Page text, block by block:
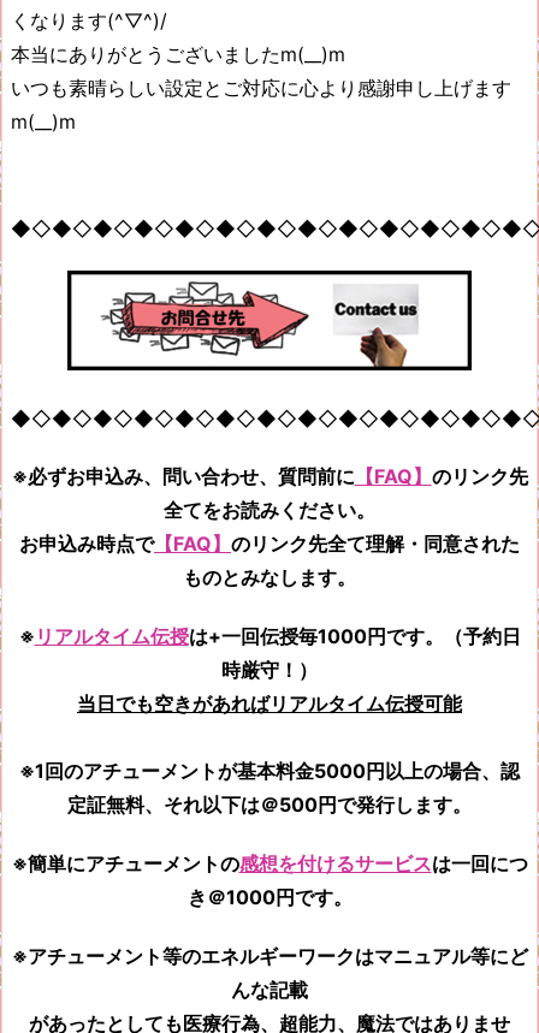
くなります(^▽^)/
本当にありがとうございましたm(__)m
いつも素晴らしい設定とご対応に心より感謝申し上げます
m(__)m
※必ずお申込み、問い合わせ、質問前に 【FAQ】 のリンク先
全てをお読みください。
お申込み時点で【FAQ】 のリンク先全て理解・同意された
ものとみなします。
※ リアルタイム伝授は+一回伝授毎1000円です。（予約日
時厳守！）
当日でも空きがあればリアルタイム伝授可能
※1回のアチューメントが基本料金5000円以上の場合、認
定証無料、それ以下は＠500円で発行します。
※簡単にアチューメントの感想を付けるサービスは一回につ
き＠1000円です。
※アチューメント等のエネルギーワークはマニュアル等にど
んな記載
があったとしても医療行為、超能力、魔法ではありませ